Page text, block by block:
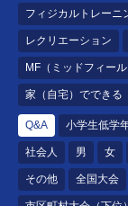
フィジカルトレーニ
レクリエーション
MF（ミッドフィール
家（自宅）でできる
Q&A 小学生低学
社会人 男 女
その他 全国大会